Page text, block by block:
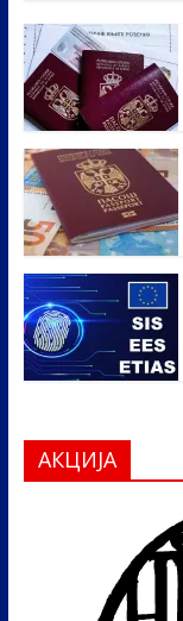
e
b
o
o
k
itt
er
АКЦИЈА